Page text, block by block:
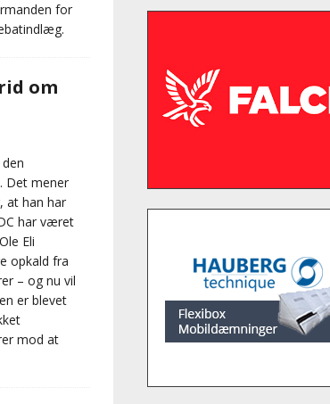
for
om
Det mener
at han har
har været
Eli
opkald fra
– og nu vil
er blevet
mod at